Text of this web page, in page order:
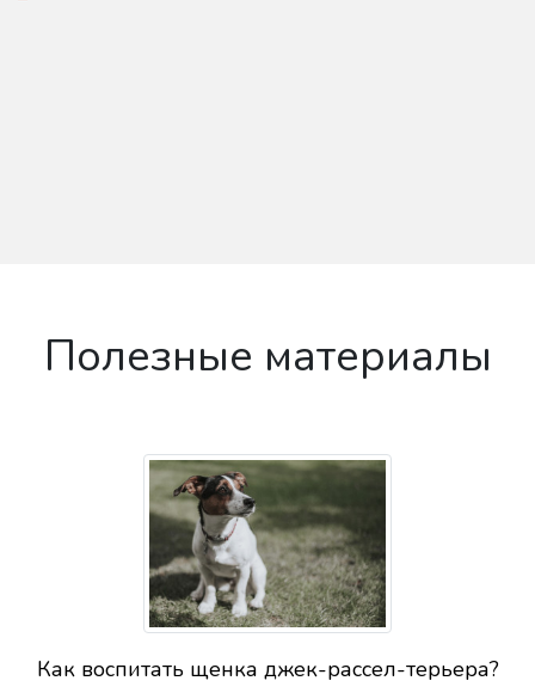
Полезные материалы
Как воспитать щенка джек-рассел-терьера?